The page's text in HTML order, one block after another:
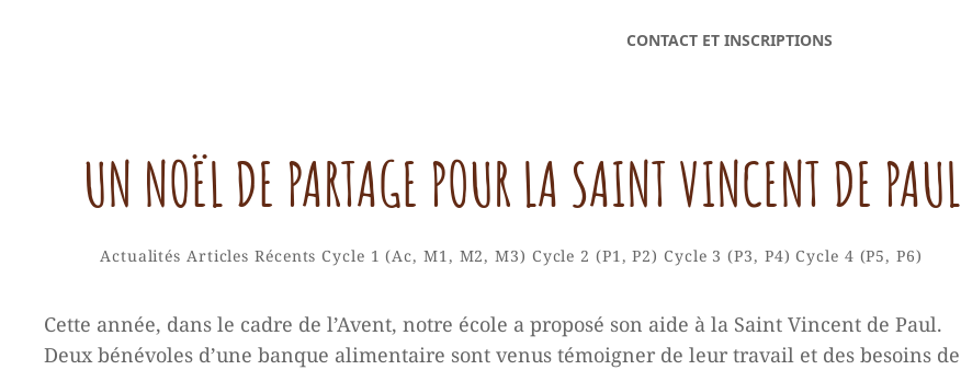
CONTACT ET INSCRIPTIONS
UN NOËL DE PARTAGE POUR LA SAINT VINCENT DE PAUL
Categories
Actualités Articles Récents Cycle 1 (Ac, M1, M2, M3) Cycle 2 (P1, P2) Cycle 3 (P3, P4) Cycle 4 (P5, P6)
Cette année, dans le cadre de l’Avent, notre école a proposé son aide à la Saint Vincent de Paul.
Deux bénévoles d’une banque alimentaire sont venus témoigner de leur travail et des besoins de